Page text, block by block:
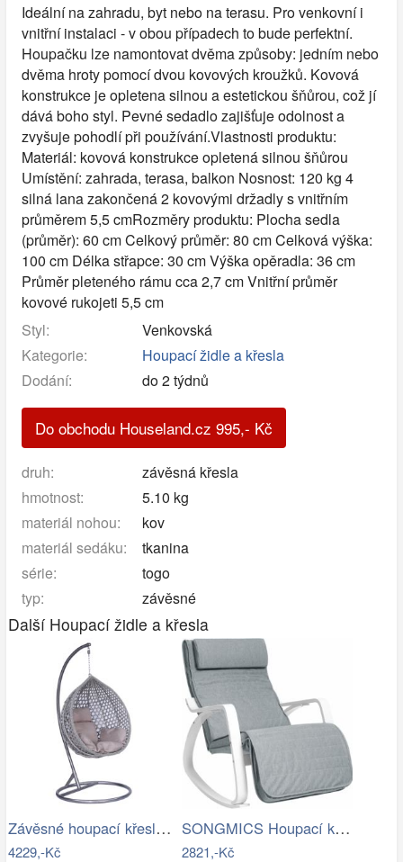
Ideální na zahradu, byt nebo na terasu. Pro venkovní i
vnitřní instalaci - v obou případech to bude perfektní.
Houpačku lze namontovat dvěma způsoby: jedním nebo
dvěma hroty pomocí dvou kovových kroužků. Kovová
konstrukce je opletena silnou a estetickou šňůrou, což jí
dává boho styl. Pevné sedadlo zajišťuje odolnost a
zvyšuje pohodlí při používání.Vlastnosti produktu:
Materiál: kovová konstrukce opletená silnou šňůrou
Umístění: zahrada, terasa, balkon Nosnost: 120 kg 4
silná lana zakončená 2 kovovými držadly s vnitřním
průměrem 5,5 cmRozměry produktu: Plocha sedla
(průměr): 60 cm Celkový průměr: 80 cm Celková výška:
100 cm Délka střapce: 30 cm Výška opěradla: 36 cm
Průměr pleteného rámu cca 2,7 cm Vnitřní průměr
kovové rukojeti 5,5 cm
Styl:
Venkovská
Kategorie:
Houpací židle a křesla
Dodání:
do 2 týdnů
Do obchodu Houseland.cz 995,- Kč
druh:
závěsná křesla
hmotnost:
5.10 kg
materiál nohou:
kov
materiál sedáku:
tkanina
série:
togo
typ:
závěsné
Další Houpací židle a křesla
Závěsné houpací křeslo Houseland Imogen…
4229,-Kč
SONGMICS Houpací křeslo Faux světle šedé
2821,-Kč